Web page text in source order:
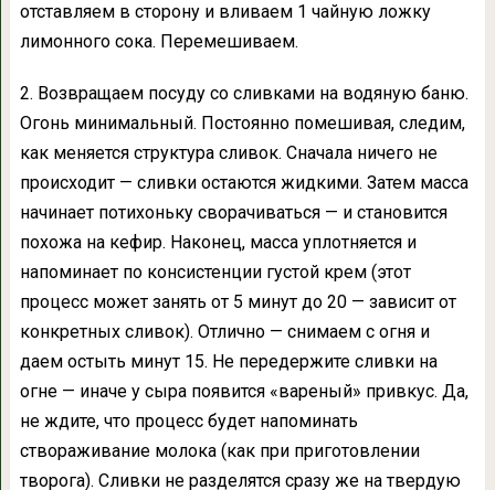
отставляем в сторону и вливаем 1 чайную ложку
лимонного сока. Перемешиваем.
2. Возвращаем посуду со сливками на водяную баню.
Огонь минимальный. Постоянно помешивая, следим,
как меняется структура сливок. Сначала ничего не
происходит — сливки остаются жидкими. Затем масса
начинает потихоньку сворачиваться — и становится
похожа на кефир. Наконец, масса уплотняется и
напоминает по консистенции густой крем (этот
процесс может занять от 5 минут до 20 — зависит от
конкретных сливок). Отлично — снимаем с огня и
даем остыть минут 15. Не передержите сливки на
огне — иначе у сыра появится «вареный» привкус. Да,
не ждите, что процесс будет напоминать
створаживание молока (как при приготовлении
творога). Сливки не разделятся сразу же на твердую